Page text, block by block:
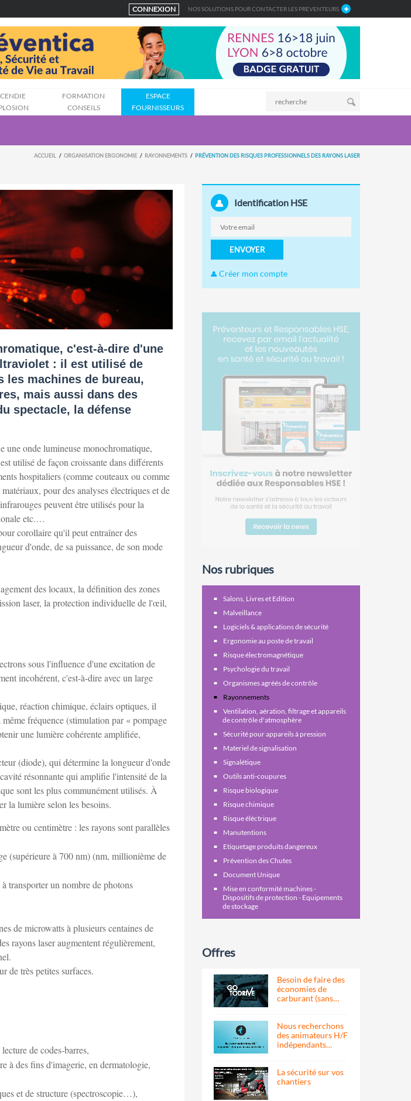
CONNEXION NOS SOLUTIONS POUR CONTACTER LES PREVENTEURS
FORMATION
CONSEILS
ESPACE
FOURNISSEURS
ACCUEIL ORGANISATION ERGONOMIE RAYONNEMENTS PRÉVENTION DES RISQUES PROFESSIONNELS DES RAYONS LASER
c'est-à-dire d'une
: il est utilisé de
les machines de bureau,
mais aussi dans des
spectacle, la défense
onde lumineuse monochromatique,
utilisé de façon croissante dans différents
hospitaliers (comme couteaux ou comme
pour des analyses électriques et de
peuvent être utilisés pour la
etc.…
corollaire qu'il peut entraîner des
d'onde, de sa puissance, de son mode
des locaux, la définition des zones
laser, la protection individuelle de l'œil,
sous l'influence d'une excitation de
incohérent, c'est-à-dire avec un large
réaction chimique, éclairs optiques, il
fréquence (stimulation par « pompage
une lumière cohérente amplifiée,
(diode), qui détermine la longueur d'onde
résonnante qui amplifie l'intensité de la
sont les plus communément utilisés. À
la lumière selon les besoins.
ou centimètre : les rayons sont parallèles
(supérieure à 700 nm) (nm, millionième de
transporter un nombre de photons
de microwatts à plusieurs centaines de
rayons laser augmentent régulièrement,
de très petites surfaces.
de codes-barres,
à des fins d'imagerie, en dermatologie,
et de structure (spectroscopie…),
Identification HSE
ENVOYER
Créer mon compte
Nos rubriques
Salons, Livres et Edition
Malveillance
Logiciels & applications de sécurité
Ergonomie au poste de travail
Risque électromagnétique
Psychologie du travail
Organismes agréés de contrôle
Rayonnements
Ventilation, aération, filtrage et appareils
de contrôle d'atmosphère
Sécurité pour appareils à pression
Materiel de signalisation
Signalétique
Outils anti-coupures
Risque biologique
Risque chimique
Risque éléctrique
Manutentions
Etiquetage produits dangereux
Prévention des Chutes
Document Unique
Mise en conformité machines -
Dispositifs de protection - Equipements
de stockage
Offres
Besoin de faire des
économies de
carburant (sans…
Nous recherchons
des animateurs H/F
indépendants…
La sécurité sur vos
chantiers